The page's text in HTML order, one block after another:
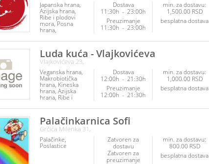
Japanska hrana
Azijska hrana
Ribe i plodovi
mora Posna
hrana
hrana Veganska
hrana Napici
Dostava
11:30h - 23:00h
Preuzimanje
11:30h - 23:00h
min. za dostavu:
1,500.00 RSD
besplatna dostava
Luda kuća - Vlajkovićeva
Vlajkovićeva 23,
Veganska hrana
Makrobiotička
hrana Kineska
hrana Azijska
hrana Ribe i
Posna hrana
Vegetarijanska
hrana Poslastice
Dostava
12:00h - 21:30h
Preuzimanje
12:00h - 21:30h
min. za dostavu:
1,000.00 RSD
besplatna dostava
Palačinkarnica Sofi
Grčića Milenka 31,
Palačinke
Poslastice
Zatvoren za
dostavu
Zatvoren za
preuzimanje
min. za dostavu:
800.00 RSD
besplatna dostava